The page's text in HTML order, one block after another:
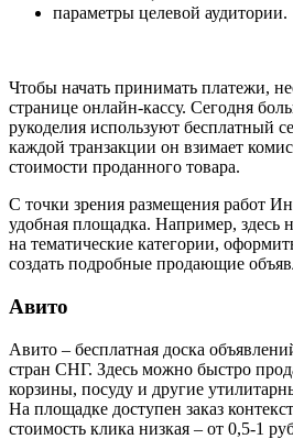
параметры целевой аудитории.
Чтобы начать принимать платежи,
странице онлайн-кассу. Сегодня
рукоделия используют бесплатный
каждой транзакции он взимает
стоимости проданного товара.
С точки зрения размещения работ
удобная площадка. Например, здесь
на тематические категории,
создать подробные продающие
Авито
Авито – бесплатная доска
стран СНГ. Здесь можно быстро
корзины, посуду и другие
На площадке доступен заказ
стоимость клика низкая – от 0,5-1